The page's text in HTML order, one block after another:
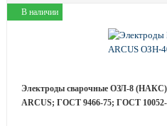
В наличии
Электроды сварочные ОЗЛ-8 (НАКС)
ARCUS; ГОСТ 9466-75; ГОСТ